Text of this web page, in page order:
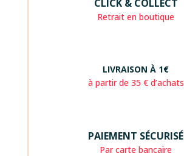
CLICK & COLLECT
Retrait en boutique
LIVRAISON À 1€
à partir de 35 € d’achats
PAIEMENT SÉCURISÉ
Par carte bancaire